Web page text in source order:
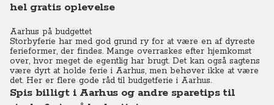
hel gratis oplevelse
Aarhus på budgettet
Storbyferie har med god grund ry for at være en af dyreste
ferieformer, der findes. Mange overraskes efter hjemkomst
over, hvor meget de egentlig har brugt. Det kan også sagtens
være dyrt at holde ferie i Aarhus, men behøver ikke at være
det. Her er flere gode råd til budgetferie i Aarhus.
Spis billigt i Aarhus og andre sparetips til